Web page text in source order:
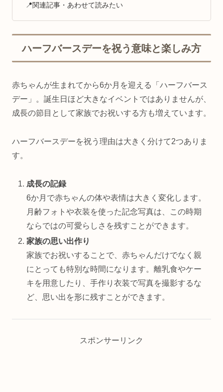
📍関連記事・あわせて読みたい
ハーフバースデーを祝う意味と楽しみ方
赤ちゃんが生まれてから6か月を迎える「ハーフバース
デー」。誕生日ほど大きなイベントではありませんが、
成長の節目として家族でお祝いする方も増えています。
ハーフバースデーを祝う理由は大きく分けて2つありま
す。
成長の記録
6か月で赤ちゃんの体や表情は大きく変化します。
月齢フォトや衣装を使った記念写真は、この時期
ならではの可愛らしさを残すことができます。
家族の思い出作り
家族でお祝いすることで、赤ちゃんだけでなく親
にとっても特別な時間になります。離乳食やケー
キを用意したり、手作り衣装で写真を撮影するな
ど、思い出を形に残すことができます。
スポンサーリンク